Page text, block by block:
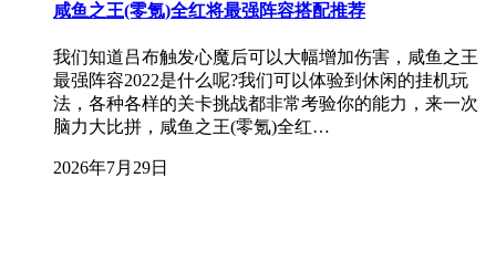
咸鱼之王(零氪)全红将最强阵容搭配推荐
我们知道吕布触发心魔后可以大幅增加伤害，咸鱼之王
最强阵容2022是什么呢?我们可以体验到休闲的挂机玩
法，各种各样的关卡挑战都非常考验你的能力，来一次
脑力大比拼，咸鱼之王(零氪)全红…
2026年7月29日